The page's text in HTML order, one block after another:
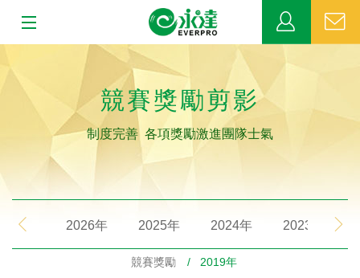
業務發展
MDRT
新聞中心
公益活動
2026年 2025年 2024年 2023年
競賽獎勵剪影
制度完善 各項獎勵激進團隊士氣
競賽獎勵 / 2019年